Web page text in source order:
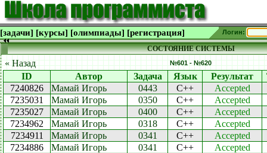
[задачи] [курсы] [олимпиады] [регистрация] Логин:
СОСТОЯНИЕ СИСТЕМЫ
« Назад №601 - №620
ID Автор Задача Язык Результат
7240826
Мамай Игорь 0443 C++
Accepted
7235031
Мамай Игорь 0350 C++
Accepted
7235027
Мамай Игорь 0400 C++
Accepted
7234962
Мамай Игорь 0318 C++
Accepted
7234911
Мамай Игорь 0341 C++
Accepted
7234886
Мамай Игорь 0341 C++
Accepted